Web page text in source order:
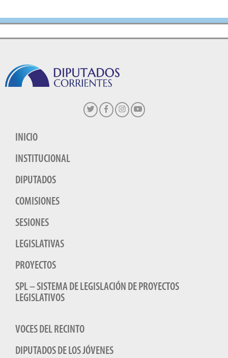
INICIO
INSTITUCIONAL
DIPUTADOS
COMISIONES
SESIONES
LEGISLATIVAS
PROYECTOS
SPL – SISTEMA DE LEGISLACIÓN DE PROYECTOS
LEGISLATIVOS
VOCES DEL RECINTO
DIPUTADOS DE LOS JÓVENES